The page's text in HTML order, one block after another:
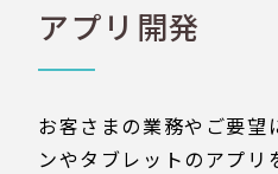
アプリ開発
お客さまの業務やご要望
ンやタブレットのアプリ